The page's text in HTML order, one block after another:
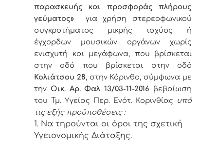
παρασκευής και προσφοράς πλήρους
γεύματος» για χρήση στερεοφωνικού
συγκροτήματος μικρής ισχύος ή
έγχορδων μουσικών οργάνων χωρίς
ενισχυτή και μεγάφωνα, που βρίσκεται
στην οδό που βρίσκεται στην οδό
Κολιάτσου 28, στην Κόρινθο, σύμφωνα με
την Οικ. Αρ. Φαλ 13/03-11-2016 βεβαίωση
του Τμ. Υγείας Περ. Ενότ. Κορινθίας
υπό
τις εξής προϋποθέσεις :
1. Να τηρούνται οι όροι της σχετική
Υγειονομικής Διάταξης.